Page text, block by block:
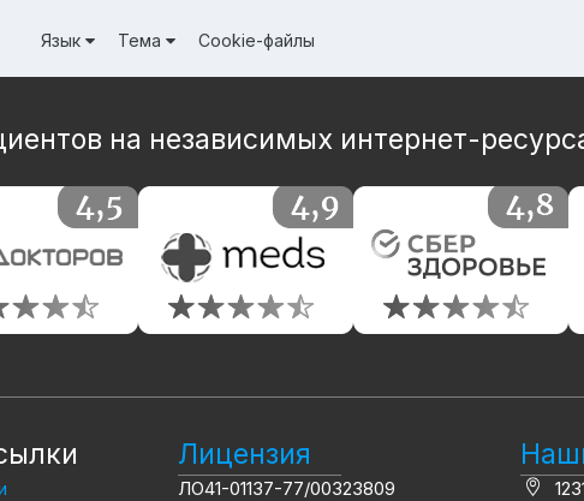
Язык Тема Cookie-файлы
на независимых интернет-
Лицензия
ЛО41-01137-77/00323809